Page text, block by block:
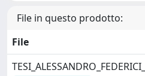
File in questo prodotto:
File